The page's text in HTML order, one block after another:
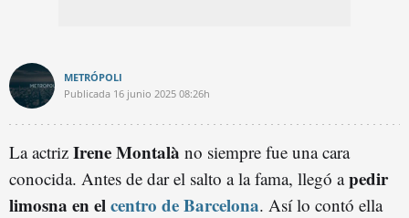
METRÓPOLI
Publicada 16 junio 2025 08:26h
La actriz Irene Montalà no siempre fue una cara
conocida. Antes de dar el salto a la fama, llegó apedir
limosna en elcentro de Barcelona. Así lo contó ella